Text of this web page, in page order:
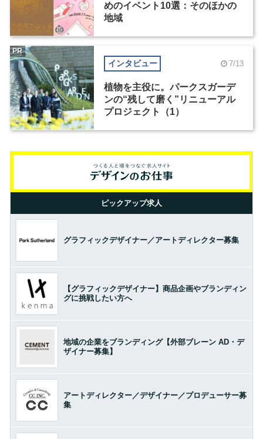
めのイベント10選：そのほかの
地域
インタビュー 7/13
植物を主役に。パークスガーデ
ンの“残して磨く”リニューアル
プロジェクト（1）
PR
ピックアップ求人
グラフィックデザイナー／アートディレクター募集
【グラフィックデザイナー】商品企画やブランディン
グに挑戦したい方へ
地域の企業をブランディング【外部ブレーン AD・デ
ザイナー募集】
アートディレクター／デザイナー／プロデューサー募
集